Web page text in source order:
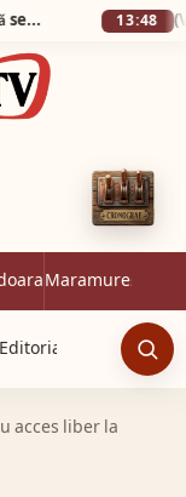
pare cernut prin sită! 13:48
Maramureș
Editorial
acces liber la